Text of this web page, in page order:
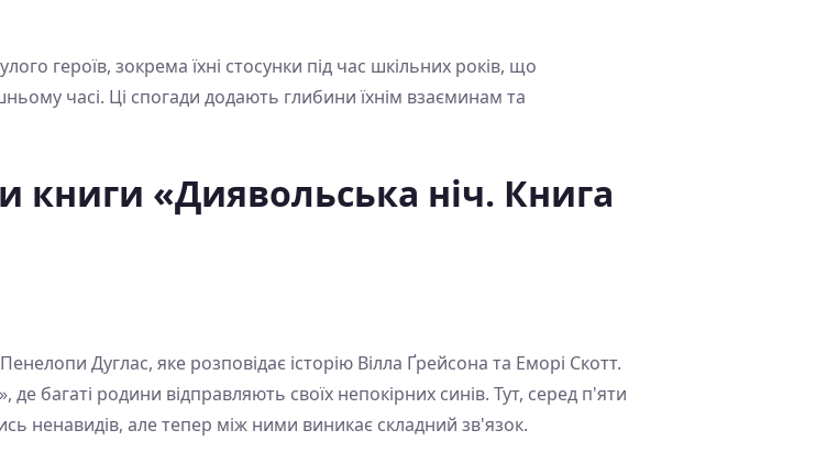
героїв, зокрема їхні стосунки під час шкільних років, що
часі. Ці спогади додають глибини їхнім взаєминам та
книги «Диявольська ніч. Книга
Дуглас, яке розповідає історію Вілла Ґрейсона та Еморі Скотт.
багаті родини відправляють своїх непокірних синів. Тут, серед п'яти
ненавидів, але тепер між ними виникає складний зв'язок.